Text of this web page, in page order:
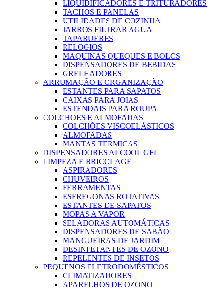
LIQUIDIFICADORES E TRITURADORES
TACHOS E PANELAS
UTILIDADES DE COZINHA
JARROS FILTRAR AGUA
TAPARUERES
RELOGIOS
MAQUINAS QUEQUES E BOLOS
DISPENSADORES DE BEBIDAS
GRELHADORES
ARRUMAÇÃO E ORGANIZAÇÃO
ESTANTES PARA SAPATOS
CAIXAS PARA JOIAS
ESTENDAIS PARA ROUPA
COLCHOES E ALMOFADAS
COLCHÕES VISCOELÁSTICOS
ALMOFADAS
MANTAS TERMICAS
DISPENSADORES ALCOOL GEL
LIMPEZA E BRICOLAGE
ASPIRADORES
CHUVEIROS
FERRAMENTAS
ESFREGONAS ROTATIVAS
ESTANTES DE SAPATOS
MOPAS A VAPOR
SELADORAS AUTOMÁTICAS
DISPENSADORES DE SABÃO
MANGUEIRAS DE JARDIM
DESINFETANTES DE OZONO
REPELENTES DE INSETOS
PEQUENOS ELETRODOMÉSTICOS
CLIMATIZADORES
APARELHOS DE OZONO